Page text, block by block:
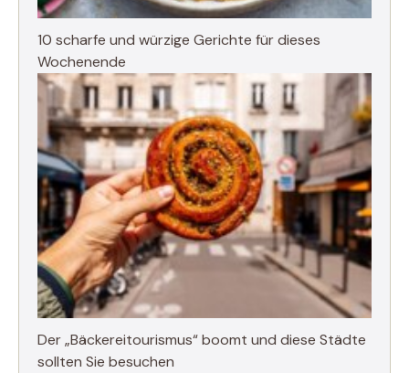
10 scharfe und würzige Gerichte für dieses
Wochenende
Der „Bäckereitourismus“ boomt und diese Städte
sollten Sie besuchen